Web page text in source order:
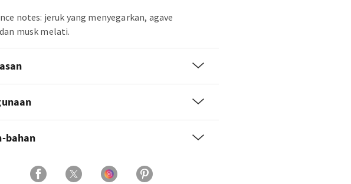
notes: jeruk yang menyegarkan, agave
musk melati.
bahan